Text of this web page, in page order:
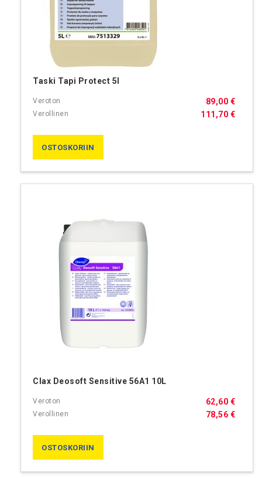
Taski Tapi Protect 5l
111,70 €
89,00 €
OSTOSKORIIN
Clax Deosoft Sensitive 56A1 10L
78,56 €
62,60 €
OSTOSKORIIN